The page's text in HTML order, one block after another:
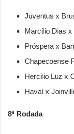
Juventus x
Marcílio Dias x
Próspera x
Chapecoense
Hercílio Luz x
Havaí x
8ª Rodada